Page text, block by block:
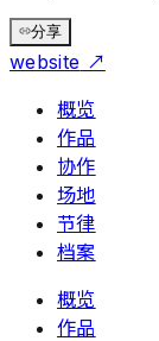
分享
website ↗
概览
作品
协作
场地
节律
档案
概览
作品